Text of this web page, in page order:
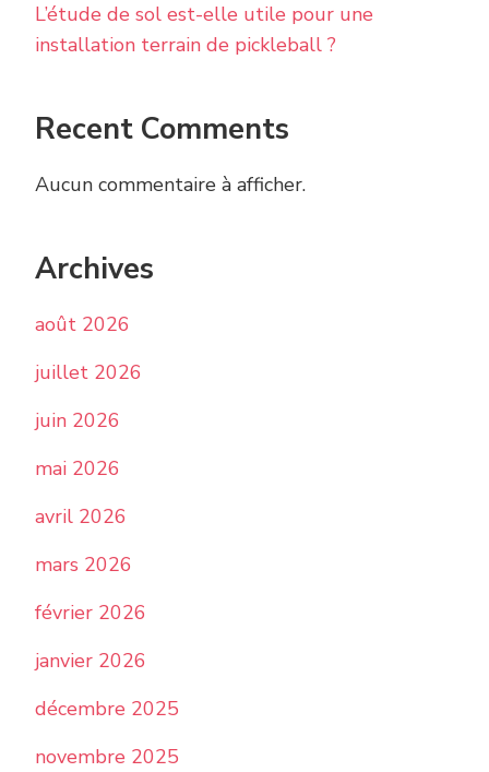
L’étude de sol est-elle utile pour une
installation terrain de pickleball ?
Recent Comments
Aucun commentaire à afficher.
Archives
août 2026
juillet 2026
juin 2026
mai 2026
avril 2026
mars 2026
février 2026
janvier 2026
décembre 2025
novembre 2025